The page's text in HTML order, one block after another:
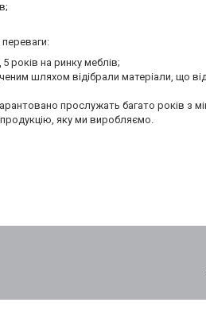
років на ринку меблів;
шляхом відібрали матеріали, що
прослужать багато років з
продукцію, яку ми виробляємо.